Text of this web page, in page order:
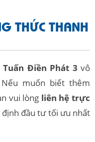
THỨC THANH
Tuấn Điền Phát 3 vô
muốn biết thêm
vui lòng liên hệ trực
đầu tư tối ưu nhất